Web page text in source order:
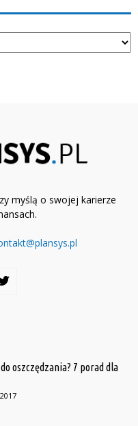
myślą o swojej karierze
oszczędzania? 7 porad dla